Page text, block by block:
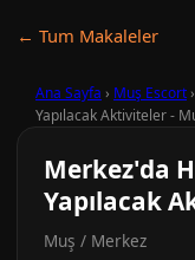
← Tum Makaleler
Ana Sayfa › Muş Escort›
Yapılacak Aktiviteler -
Merkez'da
Yapılacak
Muş / Merkez